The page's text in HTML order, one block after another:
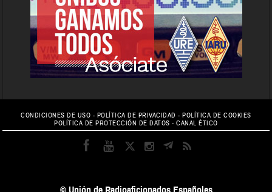
CONDICIONES DE USO - POLÍTICA DE PRIVACIDAD -POLÍTICA DE COOKIES
POLÍTICA DE PROTECCIÓN DE DATOS -CANAL ÉTICO